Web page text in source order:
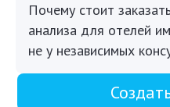
Почему стоит
анализа для отелей
не у независимых